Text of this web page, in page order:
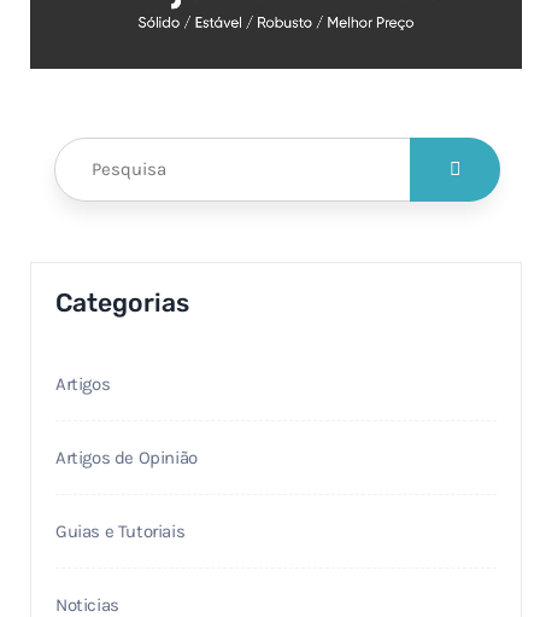
Categorias
Artigos
Artigos de Opinião
Guias e Tutoriais
Noticias